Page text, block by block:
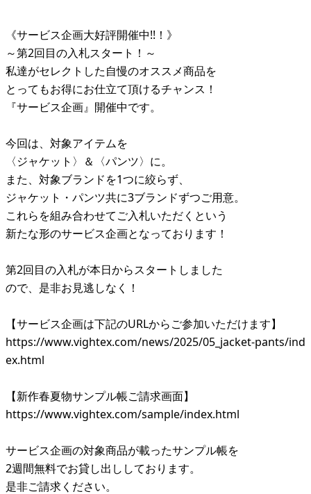
《サービス企画大好評開催中!!！》
～第2回目の入札スタート！～
私達がセレクトした自慢のオススメ商品を
とってもお得にお仕立て頂けるチャンス！
『サービス企画』開催中です。
今回は、対象アイテムを
〈ジャケット〉＆〈パンツ〉に。
また、対象ブランドを1つに絞らず、
ジャケット・パンツ共に3ブランドずつご用意。
これらを組み合わせてご入札いただくという
新たな形のサービス企画となっております！
第2回目の入札が本日からスタートしました
ので、是非お見逃しなく！
【サービス企画は下記のURLからご参加いただけます】
https://www.vightex.com/news/2025/05_jacket-pants/ind
ex.html
【新作春夏物サンプル帳ご請求画面】
https://www.vightex.com/sample/index.html
サービス企画の対象商品が載ったサンプル帳を
2週間無料でお貸し出ししております。
是非ご請求ください。